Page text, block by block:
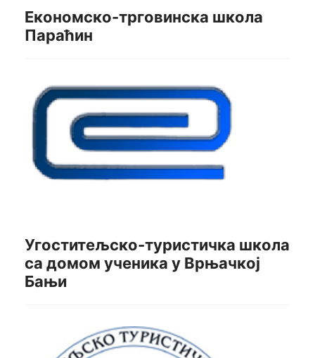
Економско-трговинска школа
Параћин
Угоститељско-туристичка школа
са домом ученика у Врњачкој
Бањи